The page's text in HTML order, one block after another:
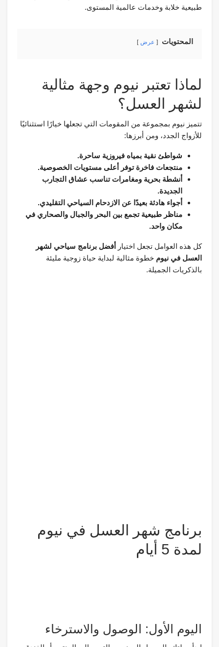
طبيعية خلابة وخدمات عالمية المستوى.
المحتويات عرض
لماذا تعتبر نيوم وجهة مثالية
لشهر العسل؟
تتميز نيوم بمجموعة من المقومات التي تجعلها خيارًا استثنائيًا
للأزواج الجدد، ومن أبرزها:
شواطئ نقية بمياه فيروزية ساحرة.
منتجعات فاخرة توفر أعلى مستويات الخصوصية.
أنشطة بحرية ومغامرات تناسب عشاق التجارب
الجديدة.
أجواء هادئة بعيدًا عن الازدحام السياحي التقليدي.
مناظر طبيعية تجمع بين البحر والجبال والصحاري في
مكان واحد.
كل هذه العوامل تجعل اختيار أفضل برنامج سياحي لشهر
العسل في نيوم خطوة مثالية لبداية حياة زوجية مليئة
بالذكريات الجميلة.
برنامج شهر العسل في نيوم
لمدة 5 أيام
اليوم الأول: الوصول والاسترخاء